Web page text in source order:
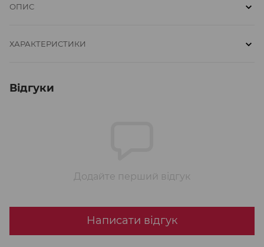
ОПИС
ХАРАКТЕРИСТИКИ
Відгуки
Додайте перший відгук
Написати відгук